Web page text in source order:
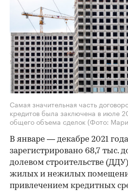
Самая значительная часть
кредитов была заключена в июле
общего объема сделок (Фото:
В январе — декабре 2021
зарегистрировано 68,7 тыс.
долевом строительстве
жилых и нежилых
привлечением кредитных